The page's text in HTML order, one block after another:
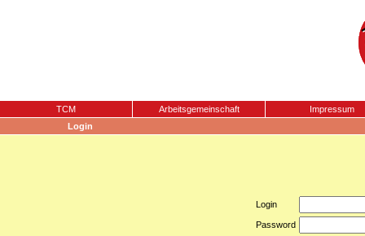
TCM Arbeitsgemeinschaft
Impressum
Login
Login
Password